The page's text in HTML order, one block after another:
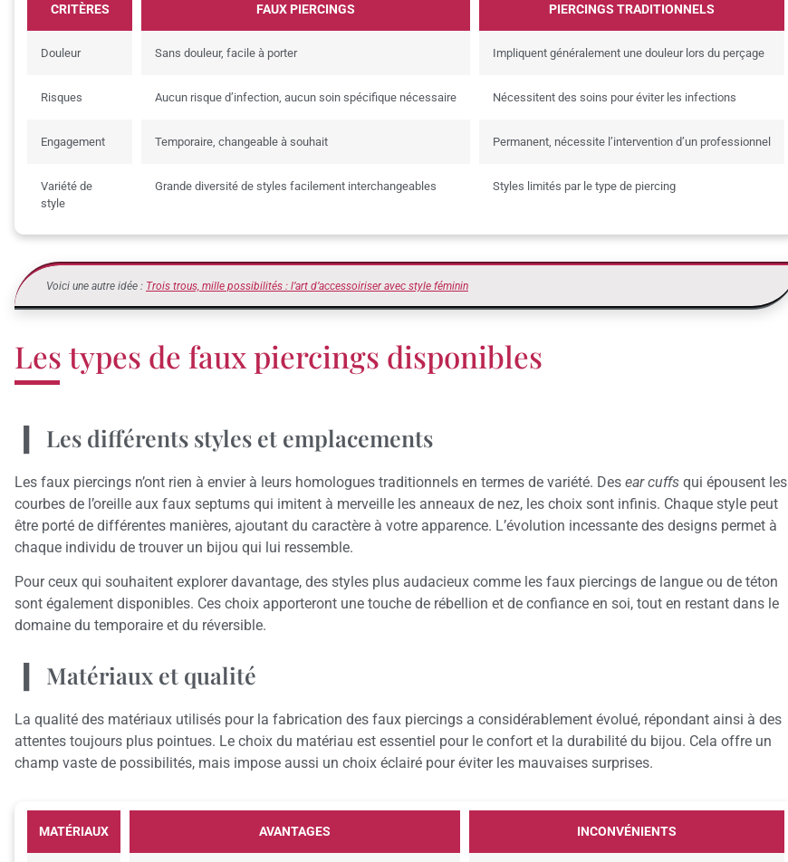
CRITÈRES FAUX PIERCINGS PIERCINGS TRADITIONNELS
Douleur Sans douleur, facile à porter Impliquent généralement une douleur lors du perçage
Risques Aucun risque d’infection, aucun soin spécifique nécessaire Nécessitent des soins pour éviter les infections
Engagement Temporaire, changeable à souhait Permanent, nécessite l’intervention d’un professionnel
Variété de
style
Grande diversité de styles facilement interchangeables Styles limités par le type de piercing
Voici une autre idée : Trois trous, mille possibilités : l’art d’accessoiriser avec style féminin
Les types de faux piercings disponibles
Les différents styles et emplacements
Les faux piercings n’ont rien à envier à leurs homologues traditionnels en termes de variété. Des ear cuffs qui épousent les
courbes de l’oreille aux faux septums qui imitent à merveille les anneaux de nez, les choix sont infinis. Chaque style peut
être porté de différentes manières, ajoutant du caractère à votre apparence. L’évolution incessante des designs permet à
chaque individu de trouver un bijou qui lui ressemble.
Pour ceux qui souhaitent explorer davantage, des styles plus audacieux comme les faux piercings de langue ou de téton
sont également disponibles. Ces choix apporteront une touche de rébellion et de confiance en soi, tout en restant dans le
domaine du temporaire et du réversible.
Matériaux et qualité
La qualité des matériaux utilisés pour la fabrication des faux piercings a considérablement évolué, répondant ainsi à des
attentes toujours plus pointues. Le choix du matériau est essentiel pour le confort et la durabilité du bijou. Cela offre un
champ vaste de possibilités, mais impose aussi un choix éclairé pour éviter les mauvaises surprises.
MATÉRIAUX AVANTAGES INCONVÉNIENTS